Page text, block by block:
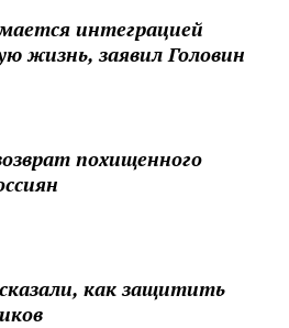
интеграцией
жизнь, заявил Головин
похищенного
как защитить